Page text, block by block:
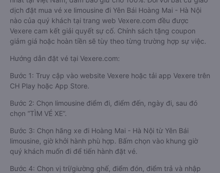
dịch đặt mua vé xe limousine đi Yên Bái Hoàng Mai - Hà Nội
nào của quý khách tại trang web Vexere.com đều được
Vexere cam kết giải quyết sự cố. Chính sách tặng coupon
giảm giá hoặc hoàn tiền sẽ tùy theo từng trường hợp sự việc.
Hướng dẫn đặt vé tại Vexere.com:
Bước 1: Truy cập vào website Vexere hoặc tải app Vexere trên
CH Play hoặc App Store.
Bước 2: Chọn limousine điểm đi, điểm đến, ngày đi, sau đó
chọn “TÌM VÉ XE”.
Bước 3: Chọn hãng xe đi Hoàng Mai - Hà Nội từ Yên Bái
limousine, giờ khởi hành phù hợp. Bấm chọn vào khung giờ
quý khách muốn đi để tiến hành đặt vé.
Bước 4: Chọn vị trí/giường ghế, điểm đón, điểm trả và nhập